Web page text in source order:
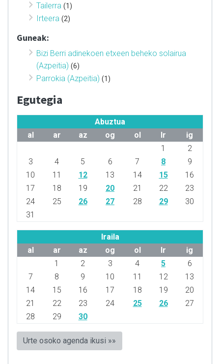
Tailerra (1)
Irteera (2)
Guneak:
Bizi Berri adinekoen etxeen beheko solairua
(Azpeitia) (6)
Parrokia (Azpeitia) (1)
Egutegia
Abuztua
al
ar az og ol lr
ig
1
2
3
4 5 6 7 8
9
10
11 12 13 14 15
16
17
18 19 20 21 22
23
24
25 26 27 28 29
30
31
Iraila
al
ar az og ol lr
ig
1
2 3 4 5
6
7
8 9 10 11 12
13
14
15 16 17 18 19
20
21
22 23 24 25 26
27
28
29 30
Urte osoko agenda ikusi »»